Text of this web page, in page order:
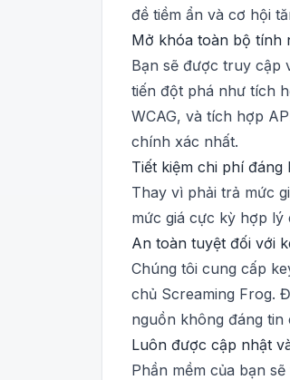
đề tiềm ẩn và cơ hội
Mở khóa toàn bộ tính
Bạn sẽ được truy cập
tiến đột phá như tích
WCAG, và tích hợp
chính xác nhất.
Tiết kiệm chi phí
Thay vì phải trả mức
mức giá cực kỳ hợp lý
An toàn tuyệt đối với
Chúng tôi cung cấp
chủ Screaming Frog.
nguồn không đáng tin
Luôn được cập nhật
Phần mềm của bạn